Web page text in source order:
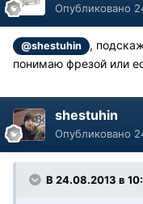
Опубликовано
@shestuhin
,
понимаю фрезой или
shestuhin
Опубликовано
В 24.08.2013 в